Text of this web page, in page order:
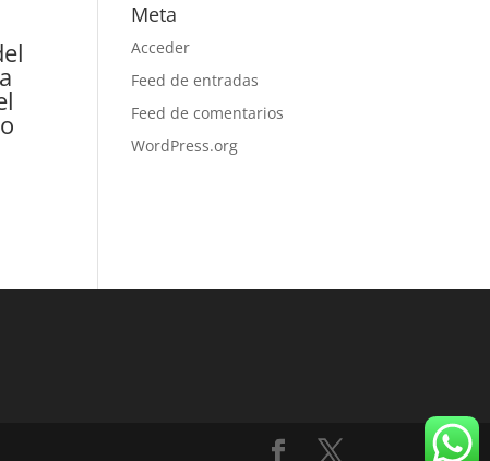
Meta
Acceder
Feed de entradas
Feed de comentarios
WordPress.org